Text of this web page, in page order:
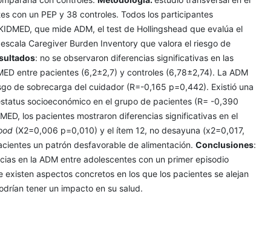
con un PEP y 38 controles. Todos los participantes
que mide ADM, el test de Hollingshead que evalúa el
Caregiver Burden Inventory que valora el riesgo de
: no se observaron diferencias significativas en las
entre pacientes (6,2±2,7) y controles (6,78±2,74). La ADM
de sobrecarga del cuidador (R=-0,165 p=0,442). Existió una
socioeconómico en el grupo de pacientes (R= -0,390
los pacientes mostraron diferencias significativas en el
(X2=0,006 p=0,010) y el ítem 12, no desayuna (x2=0,017,
un patrón desfavorable de alimentación. Conclusiones:
en la ADM entre adolescentes con un primer episodio
existen aspectos concretos en los que los pacientes se alejan
tener un impacto en su salud.